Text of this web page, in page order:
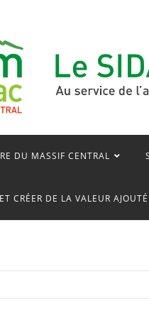
DU MASSIF CENTRAL
CRÉER DE LA VALEUR